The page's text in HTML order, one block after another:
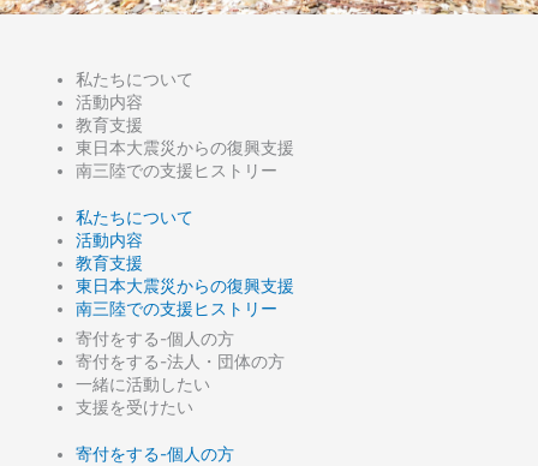
私たちについて
活動内容
教育支援
東日本大震災からの復興支援
南三陸での支援ヒストリー
私たちについて
活動内容
教育支援
東日本大震災からの復興支援
南三陸での支援ヒストリー
寄付をする-個人の方
寄付をする-法人・団体の方
一緒に活動したい
支援を受けたい
寄付をする-個人の方